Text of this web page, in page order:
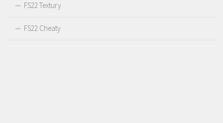
FS22 Textury
FS22 Cheaty